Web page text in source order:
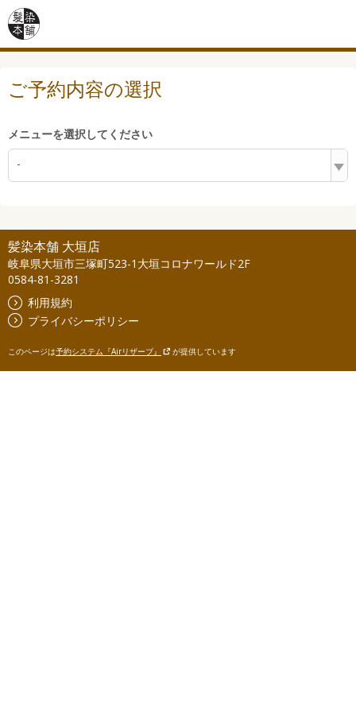
ご予約内容の選択
メニューを選択してください
-
髪染本舗 大垣店
岐阜県大垣市三塚町523-1大垣コロナワールド2F
0584-81-3281
利用規約
プライバシーポリシー
このページは予約システム『Airリザーブ』 が提供しています